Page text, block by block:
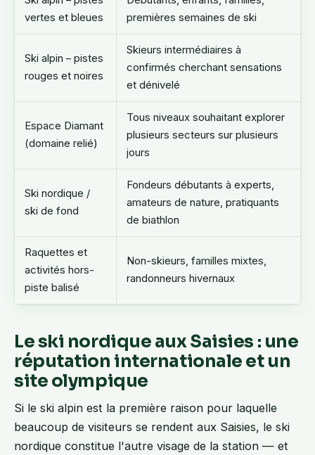
vertes et bleues
premières semaines de ski
Ski alpin – pistes
rouges et noires
Skieurs intermédiaires à
confirmés cherchant sensations
et dénivelé
Espace Diamant
(domaine relié)
Tous niveaux souhaitant explorer
plusieurs secteurs sur plusieurs
jours
Ski nordique /
ski de fond
Fondeurs débutants à experts,
amateurs de nature, pratiquants
de biathlon
Raquettes et
activités hors-
piste balisé
Non-skieurs, familles mixtes,
randonneurs hivernaux
Le ski nordique aux Saisies : une
réputation internationale et un
site olympique
Si le ski alpin est la première raison pour laquelle
beaucoup de visiteurs se rendent aux Saisies, le ski
nordique constitue l'autre visage de la station — et